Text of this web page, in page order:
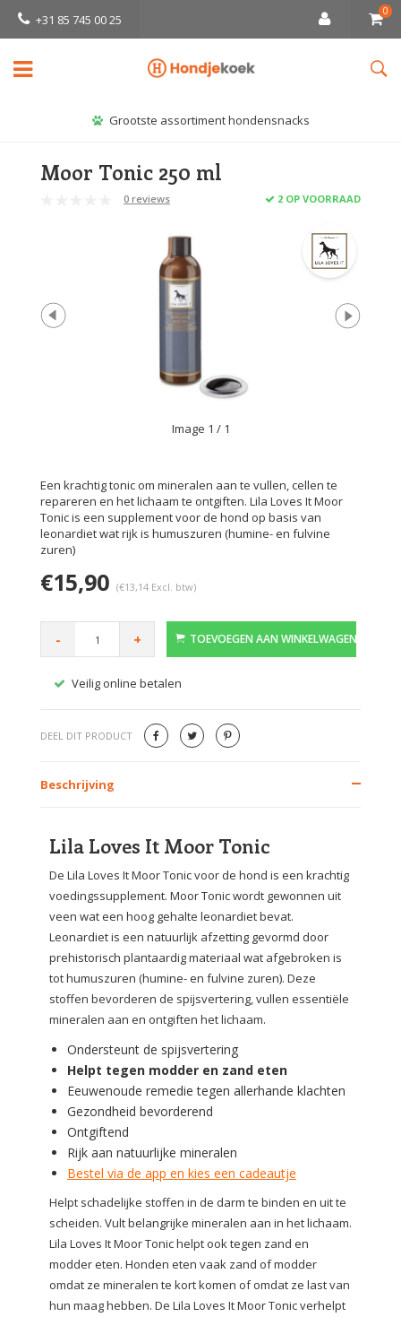
+31 85 745 00 25
0
Grootste assortiment hondensnacks
Moor Tonic 250 ml
0 reviews 2 OP VOORRAAD
Image 1 / 1
Een krachtig tonic om mineralen aan te vullen, cellen te
repareren en het lichaam te ontgiften. Lila Loves It Moor
Tonic is een supplement voor de hond op basis van
leonardiet wat rijk is humuszuren (humine- en fulvine
zuren)
€15,90 (€13,14 Excl. btw)
- + TOEVOEGEN AAN WINKELWAGEN
Veilig online betalen
DEEL DIT PRODUCT
Beschrijving
Lila Loves It Moor Tonic
De Lila Loves It Moor Tonic voor de hond is een krachtig
voedingssupplement. Moor Tonic wordt gewonnen uit
veen wat een hoog gehalte leonardiet bevat.
Leonardiet is een natuurlijk afzetting gevormd door
prehistorisch plantaardig materiaal wat afgebroken is
tot humuszuren (humine- en fulvine zuren). Deze
stoffen bevorderen de spijsvertering, vullen essentiële
mineralen aan en ontgiften het lichaam.
Ondersteunt de spijsvertering
Helpt tegen modder en zand eten
Eeuwenoude remedie tegen allerhande klachten
Gezondheid bevorderend
Ontgiftend
Rijk aan natuurlijke mineralen
Bestel via de app en kies een cadeautje
Helpt schadelijke stoffen in de darm te binden en uit te
scheiden. Vult belangrijke mineralen aan in het lichaam.
Lila Loves It Moor Tonic helpt ook tegen zand en
modder eten. Honden eten vaak zand of modder
omdat ze mineralen te kort komen of omdat ze last van
hun maag hebben. De Lila Loves It Moor Tonic verhelpt